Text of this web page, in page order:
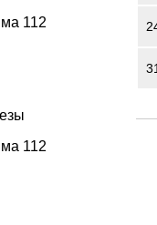
112
112